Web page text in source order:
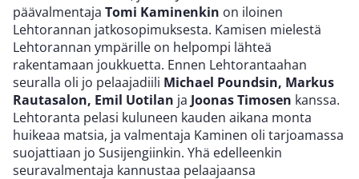
päävalmentaja Tomi Kaminenkin on iloinen
Lehtorannan jatkosopimuksesta. Kamisen mielestä
Lehtorannan ympärille on helpompi lähteä
rakentamaan joukkuetta. Ennen Lehtorantaahan
seuralla oli jo pelaajadiili Michael Poundsin, Markus
Rautasalon, Emil Uotilan ja Joonas Timosen kanssa.
Lehtoranta pelasi kuluneen kauden aikana monta
huikeaa matsia, ja valmentaja Kaminen oli tarjoamassa
suojattiaan jo Susijengiinkin. Yhä edelleenkin
seuravalmentaja kannustaa pelaajaansa